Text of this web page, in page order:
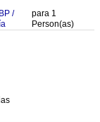
/
para 1
Person(as)